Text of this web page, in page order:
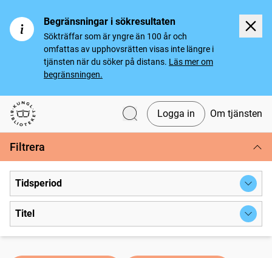
Begränsningar i sökresultaten
Sökträffar som är yngre än 100 år och
omfattas av upphovsrätten visas inte längre i
tjänsten när du söker på distans. Läs mer om
begränsningen.
Svenska tidningar
Logga in Om tjänsten
Filtrera
Tidsperiod
Titel